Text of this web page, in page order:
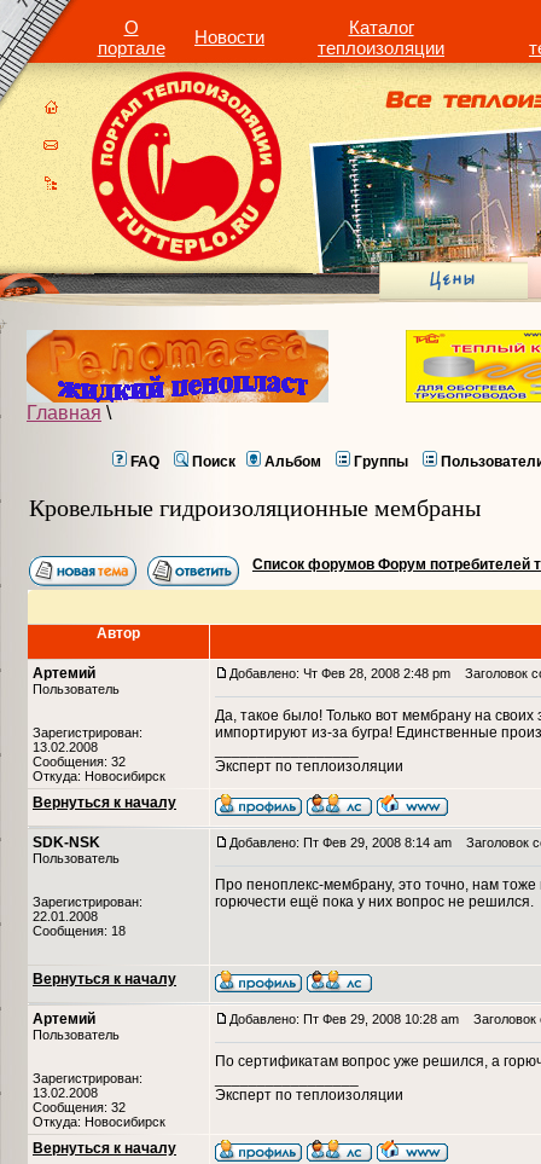
О
портале
Новости
Каталог
теплоизоляции
Главная \
FAQ Поиск Альбом Группы
Кровельные гидроизоляционные мембраны
Список форумов Форум потребителей
Автор
Артемий
Пользователь
Зарегистрирован:
13.02.2008
Сообщения: 32
Откуда: Новосибирск
Добавлено: Чт Фев 28, 2008 2:48 pm Заголовок
Да, такое было! Только вот мембрану на своих
импортируют из-за бугра! Единственные
Эксперт по теплоизоляции
Вернуться к началу
SDK-NSK
Пользователь
Зарегистрирован:
22.01.2008
Сообщения: 18
Добавлено: Пт Фев 29, 2008 8:14 am Заголовок
Про пеноплекс-мембрану, это точно, нам
горючести ещё пока у них вопрос не решился.
Вернуться к началу
Артемий
Пользователь
Зарегистрирован:
13.02.2008
Сообщения: 32
Откуда: Новосибирск
Добавлено: Пт Фев 29, 2008 10:28 am Заголовок
По сертификатам вопрос уже решился, а
Эксперт по теплоизоляции
Вернуться к началу